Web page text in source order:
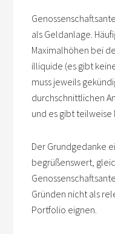
als Geldanlage.
Maximalhöhen bei
illiquide (es gibt
muss jeweils
durchschnittlichen
und es gibt teilweise
Der Grundgedanke
begrüßenswert,
Gründen nicht als
Portfolio eignen.